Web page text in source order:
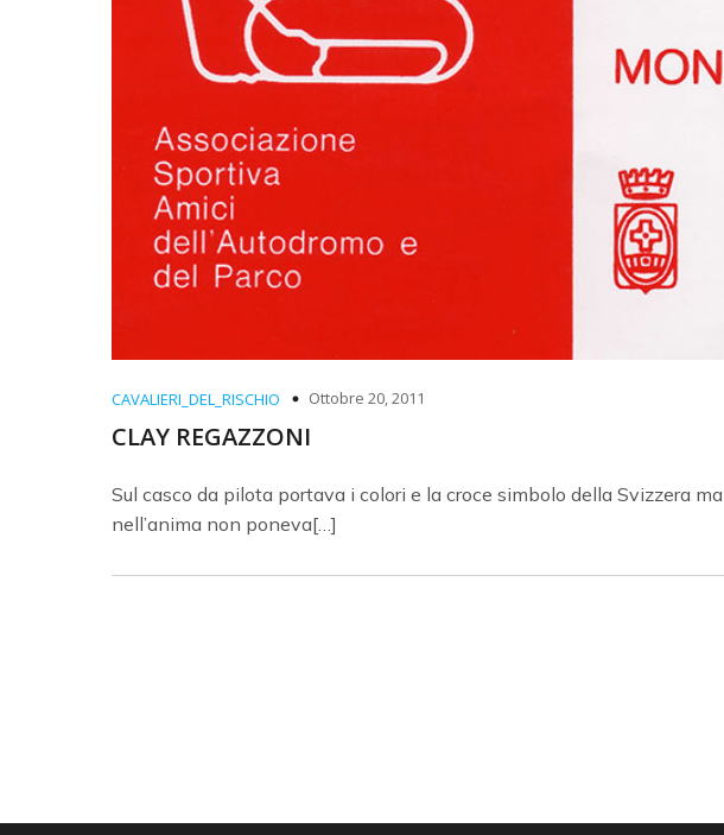
CAVALIERI_DEL_RISCHIO Ottobre 20, 2011
CLAY REGAZZONI
Sul casco da pilota portava i colori e la croce simbolo della Svizzera ma
nell’anima non poneva[…]